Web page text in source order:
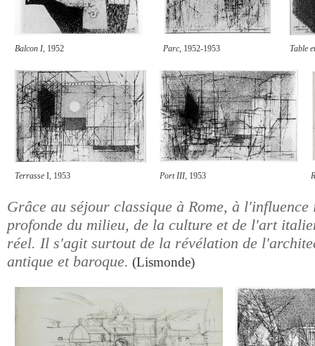
Balcon I, 1952 Parc, 1952-1953 Table
Terrasse I, 1953 Port III, 1953
Grâce au séjour classique à Rome, à l'influence
profonde du milieu, de la culture et de l'art
réel. Il s'agit surtout de la révélation de
antique et baroque. (Lismonde)